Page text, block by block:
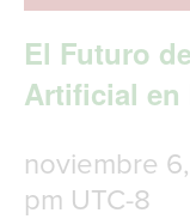
El Futuro
Artificial en
noviembre
pm UTC-8